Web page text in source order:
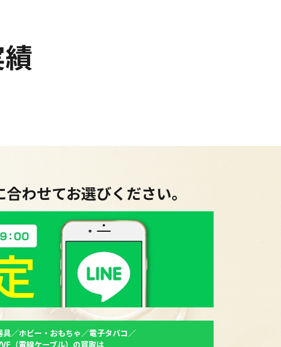
わせてお選びください。
具／ホビー・おもちゃ／電子タバコ／
（電線ケーブル）の買取は